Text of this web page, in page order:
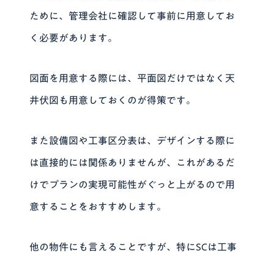
ために、管理会社に確認して事前に用意してお
く必要があります。
図面を用意する際には、平面図だけではなく 天
井伏図 も用意しておくのが得策です。
また設備図や工事区分表は、デザインする際に
は直接的には関係ありませんが、これがあるだ
けでプランの実現可能性がぐっと上がるので用
意することをおすすめします。
他の物件にも言えることですが、 特にSCは工事